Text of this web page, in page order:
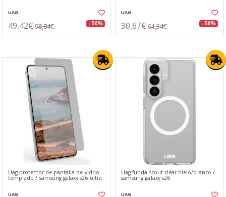
UAG
49,42€ 98,84€ - 50%
UAG
30,67€ 61,34€ - 50%
Uag protector de pantalla de vidrio
templado / samsung galaxy s26 ultra
UAG
Uag funda scout clear hielo/blanco⁤⁣ /
samsung galaxy s26
UAG